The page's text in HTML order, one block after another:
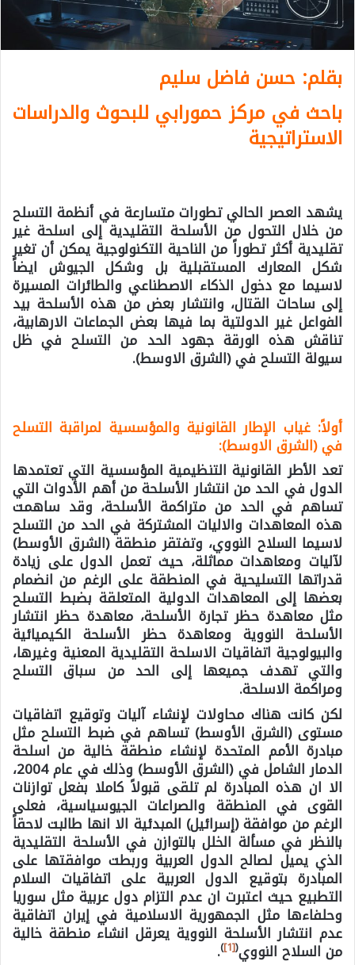
بقلم: حسن فاضل سليم
باحث في مركز حمورابي للبحوث والدراسات
الاستراتيجية
يشهد العصر الحالي تطورات متسارعة في أنظمة التسلح
من خلال التحول من الأسلحة التقليدية إلى اسلحة غير
تقليدية أكثر تطوراً من الناحية التكنولوجية يمكن أن تغير
شكل المعارك المستقبلية بل وشكل الجيوش ايضاً
لاسيما مع دخول الذكاء الاصطناعي والطائرات المسيرة
إلى ساحات القتال، وانتشار بعض من هذه الأسلحة بيد
الفواعل غير الدولتية بما فيها بعض الجماعات الارهابية،
تناقش هذه الورقة جهود الحد من التسلح في ظل
سيولة التسلح في (الشرق الاوسط).
أولاً: غياب الإطار القانونية والمؤسسية لمراقبة التسلح
في (الشرق الاوسط):
تعد الأطر القانونية التنظيمية المؤسسية التي تعتمدها
الدول في الحد من انتشار الأسلحة من أهم الأدوات التي
تساهم في الحد من متراكمة الأسلحة، وقد ساهمت
هذه المعاهدات والاليات المشتركة في الحد من التسلح
لاسيما السلاح النووي، وتفتقر منطقة (الشرق الأوسط)
لآليات ومعاهدات مماثلة، حيث تعمل الدول على زيادة
قدراتها التسليحية في المنطقة على الرغم من انضمام
بعضها إلى المعاهدات الدولية المتعلقة بضبط التسلح
مثل معاهدة حظر تجارة الأسلحة، معاهدة حظر انتشار
الأسلحة النووية ومعاهدة حظر الأسلحة الكيميائية
والبيولوجية اتفاقيات الاسلحة التقليدية المعنية وغيرها،
والتي تهدف جميعها إلى الحد من سباق التسلح
ومراكمة الاسلحة.
لكن كانت هناك محاولات لإنشاء آليات وتوقيع اتفاقيات
مستوى (الشرق الأوسط) تساهم في ضبط التسلح مثل
مبادرة الأمم المتحدة لإنشاء منطقة خالية من اسلحة
الدمار الشامل في (الشرق الأوسط) وذلك في عام 2004،
الا ان هذه المبادرة لم تلقى قبولاً كاملا بفعل توازنات
القوى في المنطقة والصراعات الجيوسياسية، فعلى
الرغم من موافقة (إسرائيل) المبدئية الا انها طالبت لاحقاً
بالنظر في مسألة الخلل بالتوازن في الأسلحة التقليدية
الذي يميل لصالح الدول العربية وربطت موافقتها على
المبادرة بتوقيع الدول العربية على اتفاقيات السلام
التطبيع حيث اعتبرت ان عدم التزام دول عربية مثل سوريا
وحلفاءها مثل الجمهورية الاسلامية في إيران اتفاقية
عدم انتشار الأسلحة النووية يعرقل انشاء منطقة خالية
من السلاح النووي(
[1]
)
.